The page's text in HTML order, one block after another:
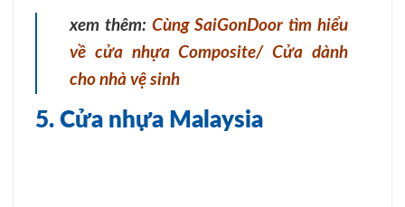
xem thêm: Cùng SaiGonDoor tìm hiểu
về cửa nhựa Composite/ Cửa dành
cho nhà vệ sinh
5. Cửa nhựa Malaysia